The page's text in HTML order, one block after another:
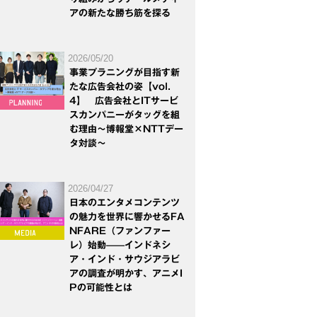
アの新たな勝ち筋を探る
2026/05/20
事業プラニングが目指す新
たな広告会社の姿【vol.
4】 広告会社とITサービ
スカンパニーがタッグを組
む理由～博報堂×NTTデー
タ対談～
2026/04/27
日本のエンタメコンテンツ
の魅力を世界に響かせるFA
NFARE（ファンファー
レ）始動——インドネシ
ア・インド・サウジアラビ
アの調査が明かす、アニメI
Pの可能性とは